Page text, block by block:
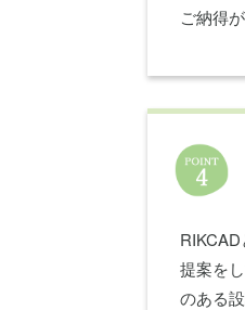
ご納得
提案を
のある